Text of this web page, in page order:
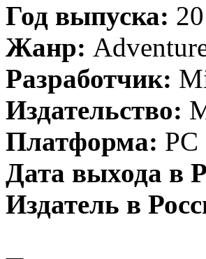
Год выпуска:
Жанр:
Разработчик:
Издательство:
Платформа: PC
Дата выхода в
Издатель в